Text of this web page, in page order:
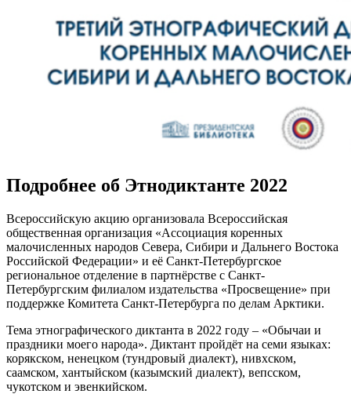
Подробнее об Этнодиктанте 2022
Всероссийскую акцию организовала Всероссийская
общественная организация «Ассоциация коренных
малочисленных народов Севера, Сибири и Дальнего Востока
Российской Федерации» и её Санкт-Петербургское
региональное отделение в партнёрстве с Санкт-
Петербургским филиалом издательства «Просвещение» при
поддержке Комитета Санкт-Петербурга по делам Арктики.
Тема этнографического диктанта в 2022 году – «Обычаи и
праздники моего народа». Диктант пройдёт на семи языках:
корякском, ненецком (тундровый диалект), нивхском,
саамском, хантыйском (казымский диалект), вепсском,
чукотском и эвенкийском.